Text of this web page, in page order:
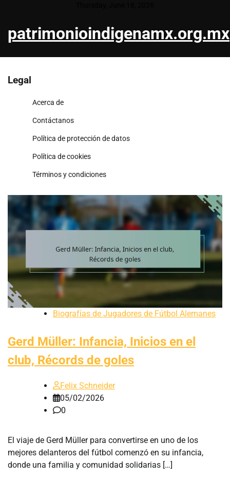
content
patrimonioindigenamx.org.mx
Legal
Acerca de
Contáctanos
Política de protección de datos
Política de cookies
Términos y condiciones
Biografías de Jugadores de Fútbol Alemanes
Gerd Müller: Infancia, Inicios en el
club, Récords de goles
Felix Schneider
05/02/2026
0
El viaje de Gerd Müller para convertirse en uno de los
mejores delanteros del fútbol comenzó en su infancia,
donde una familia y comunidad solidarias […]